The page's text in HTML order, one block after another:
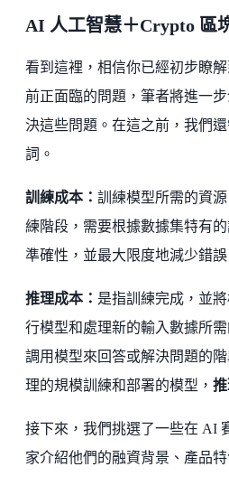
AI 人工智慧＋Crypto 區
看到這裡，相信你已經初步瞭
前正面臨的問題，筆者將進一
決這些問題。在這之前，我們
詞。
訓練成本： 訓練模型所需的資
練階段，需要根據數據集特有
準確性，並最大限度地減少錯誤
推理成本： 是指訓練完成，並
行模型和處理新的輸入數據所
調用模型來回答或解決問題的
理的規模訓練和部署的模型，
接下來，我們挑選了一些在 AI
家介紹他們的融資背景、產品